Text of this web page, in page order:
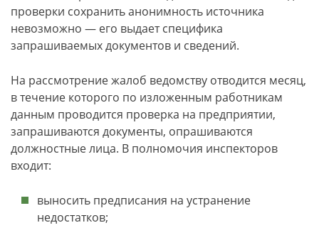
проверки сохранить анонимность источника
невозможно — его выдает специфика
запрашиваемых документов и сведений.
На рассмотрение жалоб ведомству отводится месяц,
в течение которого по изложенным работникам
данным проводится проверка на предприятии,
запрашиваются документы, опрашиваются
должностные лица. В полномочия инспекторов
входит:
выносить предписания на устранение
недостатков;